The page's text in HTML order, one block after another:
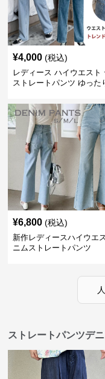
¥4,000 (税込)
レディース ハイウエスト
ストレートパンツ ゆった
¥6,800 (税込)
新作レディースハイウエ
ニムストレートパンツ
ストレートパンツデ